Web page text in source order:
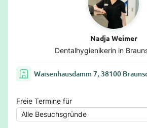
Nadja Weimer
Dentalhygienikerin in
Waisenhausdamm 7, 38100
Freie Termine für